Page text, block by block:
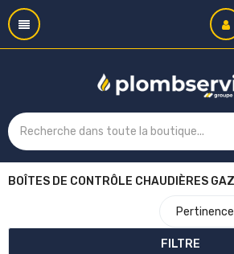
BOÎTES DE CONTRÔLE CHAUDIÈRES GAZ
Pertinence
FILTRE